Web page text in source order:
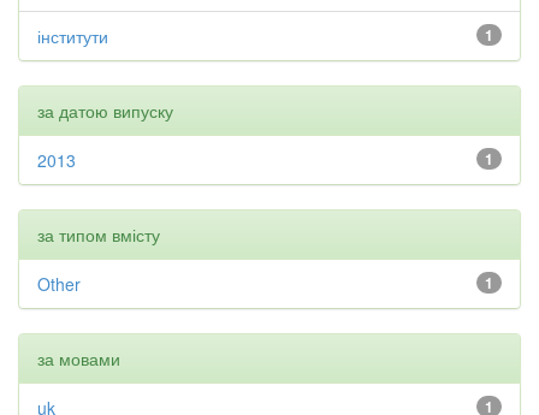
1
інститути
за датою випуску
1
2013
за типом вмісту
1
Other
за мовами
1
uk